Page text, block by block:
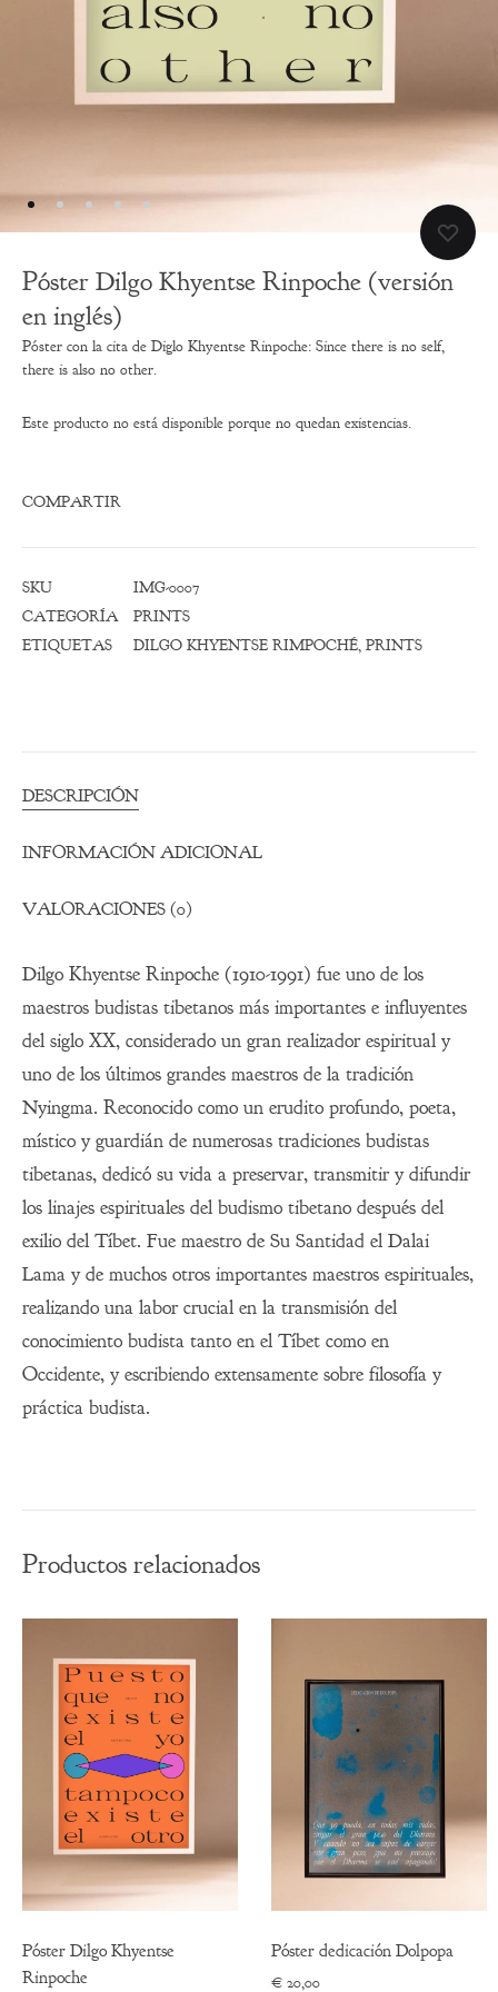
Póster Dilgo Khyentse Rinpoche (versión
en inglés)
Póster con la cita de Diglo Khyentse Rinpoche: Since there is no self,
there is also no other.
Este producto no está disponible porque no quedan existencias.
COMPARTIR
SKU
IMG-0007
CATEGORÍA
PRINTS
ETIQUETAS
DILGO KHYENTSE RIMPOCHÉ, PRINTS
DESCRIPCIÓN
INFORMACIÓN ADICIONAL
VALORACIONES (0)
Dilgo Khyentse Rinpoche (1910-1991) fue uno de los
maestros budistas tibetanos más importantes e influyentes
del siglo XX, considerado un gran realizador espiritual y
uno de los últimos grandes maestros de la tradición
Nyingma. Reconocido como un erudito profundo, poeta,
místico y guardián de numerosas tradiciones budistas
tibetanas, dedicó su vida a preservar, transmitir y difundir
los linajes espirituales del budismo tibetano después del
exilio del Tíbet. Fue maestro de Su Santidad el Dalai
Lama y de muchos otros importantes maestros espirituales,
realizando una labor crucial en la transmisión del
conocimiento budista tanto en el Tíbet como en
Occidente, y escribiendo extensamente sobre filosofía y
práctica budista.
Productos relacionados
Póster Dilgo Khyentse
Rinpoche
Póster dedicación Dolpopa
€ 20,00